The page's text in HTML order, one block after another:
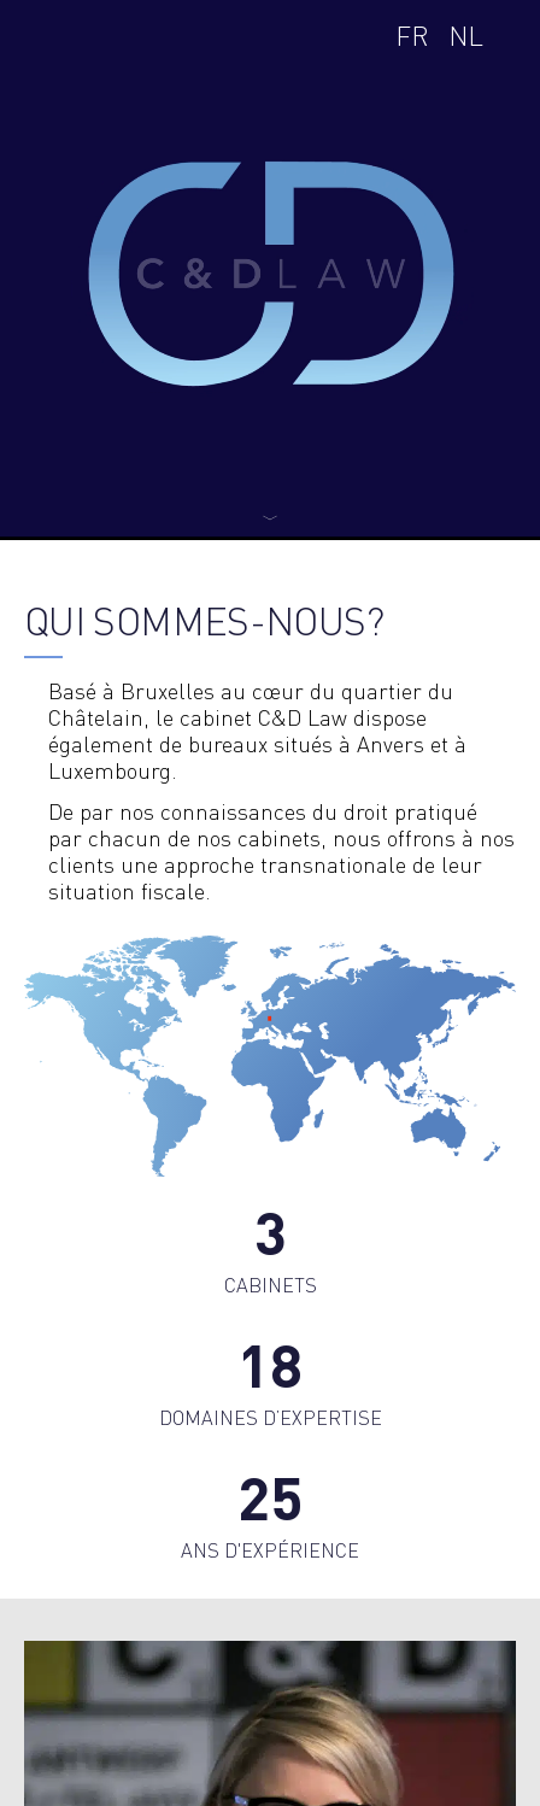
FR NL
QUI SOMMES-NOUS?
Basé à Bruxelles au cœur du quartier du
Châtelain, le cabinet C&D Law dispose
également de bureaux situés à Anvers et à
Luxembourg.
De par nos connaissances du droit pratiqué
par chacun de nos cabinets, nous offrons à nos
clients une approche transnationale de leur
situation fiscale.
3
CABINETS
18
DOMAINES D’EXPERTISE
25
ANS D'EXPÉRIENCE